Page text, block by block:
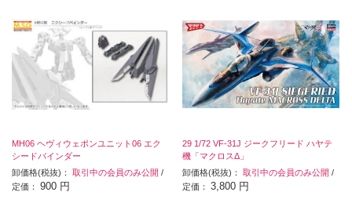
MH06 ヘヴィウェポンユニット06 エク
シードバインダー
卸価格(税抜)： 取引中の会員のみ公開 /
定価： 900 円
29 1/72 VF-31J ジークフリード ハヤテ
機「マクロスΔ」
卸価格(税抜)：取引中の会員のみ公開 /
定価：3,800 円